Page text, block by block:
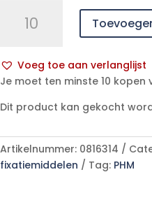
p/s
aantal
Voeg toe aan verlanglijst
A
t
r
n
Je moet ten minste 10
Dit product kan gekocht
Artikelnummer: 0816314
fixatiemiddelen
Tag: PHM